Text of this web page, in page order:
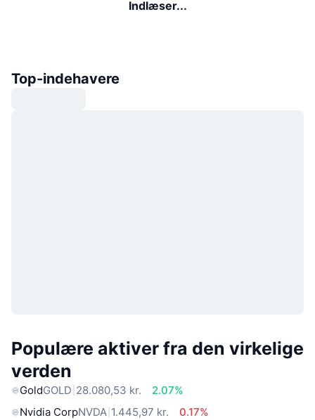
Indlæser...
Top-indehavere
Populære aktiver fra den virkelige
verden
GoldGOLD 28.080,53 kr.
2.07%
Nvidia CorpNVDA 1.445,97 kr.
0.17%